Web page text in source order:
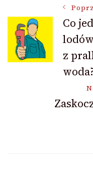
wpisu
Co
z